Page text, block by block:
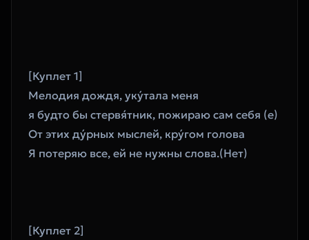
[Куплет 1]
Мелодия дождя, уку́тала меня
я будто бы стервя́тник, пожираю сам себя (е)
От этих ду́рных мыслей, кру́гом голова
Я потеряю все, ей не нужны слова.(Нет)
[Куплет 2]